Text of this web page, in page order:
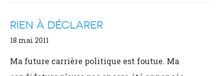
RIEN À DÉCLARER
18 mai 2011
Ma future carrière politique est foutue. Ma